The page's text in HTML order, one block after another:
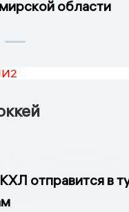
области
отправится в